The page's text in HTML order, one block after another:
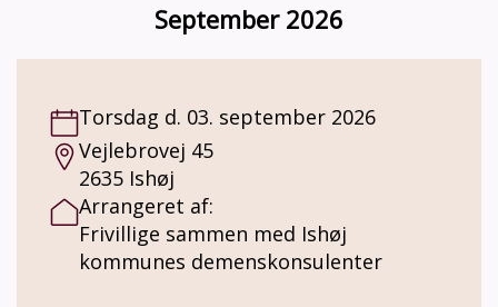
har de fleste gange et oplæg eller musikalsk
underholdning, der ofte indbyder til
September 2026
Torsdag d. 03. september 2026
Vejlebrovej 45
2635 Ishøj
Arrangeret af:
Frivillige sammen med Ishøj
kommunes demenskonsulenter